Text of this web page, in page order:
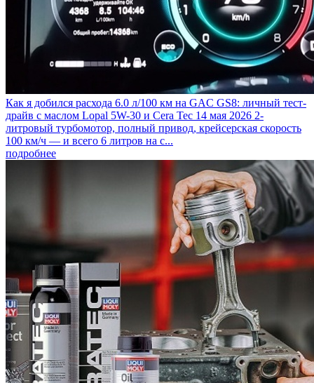
Как я добился расхода 6.0 л/100 км на GAC GS8: личный тест-
драйв с маслом Lopal 5W-30 и Cera Tec 14 мая 2026 2-
литровый турбомотор, полный привод, крейсерская скорость
100 км/ч — и всего 6 литров на с...
подробнее